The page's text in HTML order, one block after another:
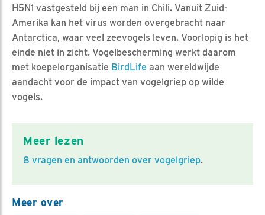
H5N1 vastgesteld bij een man in Chili. Vanuit Zuid-
Amerika kan het virus worden overgebracht naar
Antarctica, waar veel zeevogels leven. Voorlopig is het
einde niet in zicht. Vogelbescherming werkt daarom
met koepelorganisatie BirdLife aan wereldwijde
aandacht voor de impact van vogelgriep op wilde
vogels.
Meer lezen
8 vragen en antwoorden over vogelgriep.
Meer over